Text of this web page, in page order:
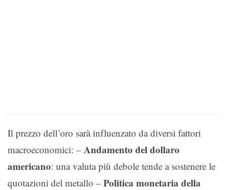
Il prezzo dell’oro sarà influenzato da diversi fattori
macroeconomici: – Andamento del dollaro
americano: una valuta più debole tende a sostenere le
quotazioni del metallo – Politica monetaria della